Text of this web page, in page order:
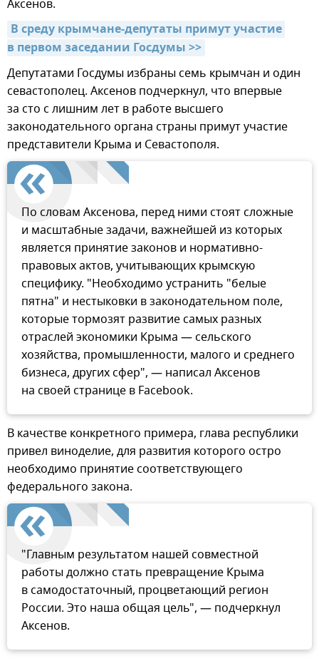
Аксенов.
В среду крымчане-депутаты примут участие
в первом заседании Госдумы >>
Депутатами Госдумы избраны семь крымчан и один
севастополец. Аксенов подчеркнул, что впервые
за сто с лишним лет в работе высшего
законодательного органа страны примут участие
представители Крыма и Севастополя.
По словам Аксенова, перед ними стоят сложные
и масштабные задачи, важнейшей из которых
является принятие законов и нормативно-
правовых актов, учитывающих крымскую
специфику. "Необходимо устранить "белые
пятна" и нестыковки в законодательном поле,
которые тормозят развитие самых разных
отраслей экономики Крыма — сельского
хозяйства, промышленности, малого и среднего
бизнеса, других сфер", — написал Аксенов
на своей странице в Facebook.
В качестве конкретного примера, глава республики
привел виноделие, для развития которого остро
необходимо принятие соответствующего
федерального закона.
"Главным результатом нашей совместной
работы должно стать превращение Крыма
в самодостаточный, процветающий регион
России. Это наша общая цель", — подчеркнул
Аксенов.